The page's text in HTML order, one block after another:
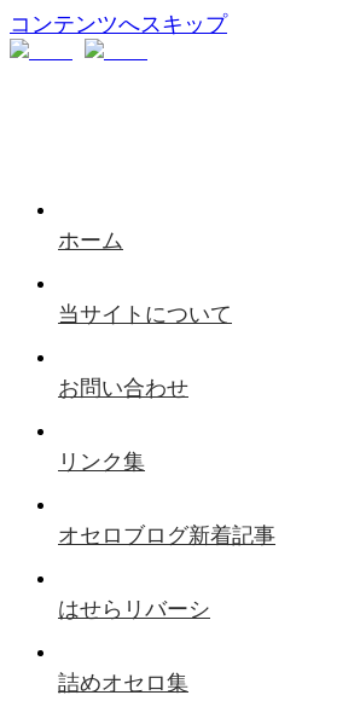
コンテンツへスキップ
ホーム
当サイトについて
お問い合わせ
リンク集
オセロブログ新着記事
はせらリバーシ
詰めオセロ集